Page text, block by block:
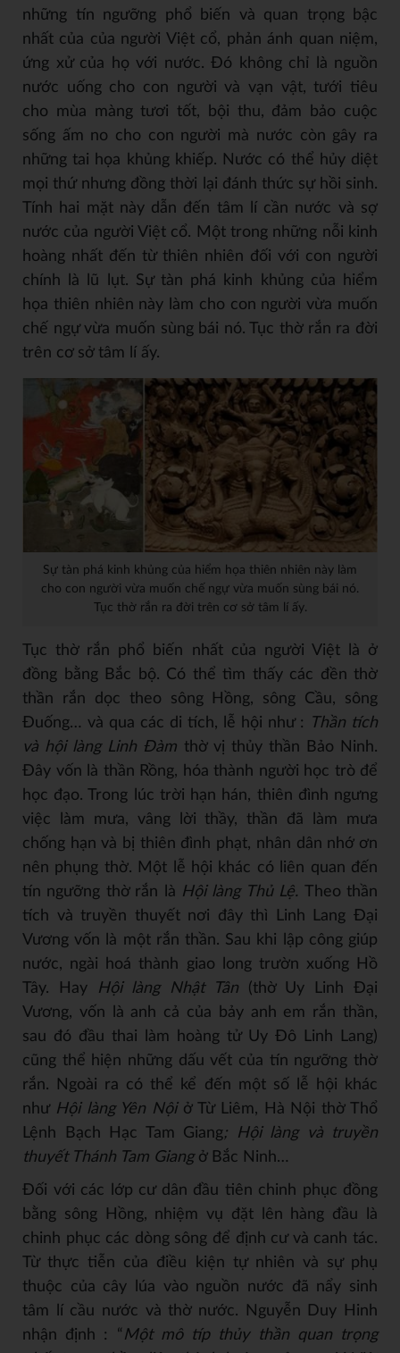
những tín ngưỡng phổ biến và quan trọng bậc
nhất của của người Việt cổ, phản ánh quan niệm,
ứng xử của họ với nước. Đó không chỉ là nguồn
nước uống cho con người và vạn vật, tưới tiêu
cho mùa màng tươi tốt, bội thu, đảm bảo cuộc
sống ấm no cho con người mà nước còn gây ra
những tai họa khủng khiếp. Nước có thể hủy diệt
mọi thứ nhưng đồng thời lại đánh thức sự hồi sinh.
Tính hai mặt này dẫn đến tâm lí cần nước và sợ
nước của người Việt cổ. Một trong những nỗi kinh
hoàng nhất đến từ thiên nhiên đối với con người
chính là lũ lụt. Sự tàn phá kinh khủng của hiểm
họa thiên nhiên này làm cho con người vừa muốn
chế ngự vừa muốn sùng bái nó. Tục thờ rắn ra đời
trên cơ sở tâm lí ấy.
Sự tàn phá kinh khủng của hiểm họa thiên nhiên này làm
cho con người vừa muốn chế ngự vừa muốn sùng bái nó.
Tục thờ rắn ra đời trên cơ sở tâm lí ấy.
Tục thờ rắn phổ biến nhất của người Việt là ở
đồng bằng Bắc bộ. Có thể tìm thấy các đền thờ
thần rắn dọc theo sông Hồng, sông Cầu, sông
Đuống… và qua các di tích, lễ hội như :
Thần tích
và hội làng Linh Đàm thờ vị thủy thần Bảo Ninh.
Đây vốn là thần Rồng, hóa thành người học trò để
học đạo. Trong lúc trời hạn hán, thiên đình ngưng
việc làm mưa, vâng lời thầy, thần đã làm mưa
chống hạn và bị thiên đình phạt, nhân dân nhớ ơn
nên phụng thờ. Một lễ hội khác có liên quan đến
tín ngưỡng thờ rắn là Hội làng Thủ Lệ. Theo thần
tích và truyền thuyết nơi đây thì Linh Lang Đại
Vương vốn là một rắn thần. Sau khi lập công giúp
nước, ngài hoá thành giao long trườn xuống Hồ
Tây. Hay
Hội làng Nhật Tân(thờ Uy Linh Đại
Vương, vốn là anh cả của bảy anh em rắn thần,
sau đó đầu thai làm hoàng tử Uy Đô Linh Lang)
cũng thể hiện những dấu vết của tín ngưỡng thờ
rắn. Ngoài ra có thể kể đến một số lễ hội khác
như Hội làng Yên Nội ở Từ Liêm, Hà Nội thờ Thổ
Lệnh Bạch Hạc Tam Giang; Hội làng và truyền
thuyết Thánh Tam Giang ở Bắc Ninh…
Đối với các lớp cư dân đầu tiên chinh phục đồng
bằng sông Hồng, nhiệm vụ đặt lên hàng đầu là
chinh phục các dòng sông để định cư và canh tác.
Từ thực tiễn của điều kiện tự nhiên và sự phụ
thuộc của cây lúa vào nguồn nước đã nẩy sinh
tâm lí cầu nước và thờ nước. Nguyễn Duy Hinh
nhận định : “ Một mô típ thủy thần quan trọng